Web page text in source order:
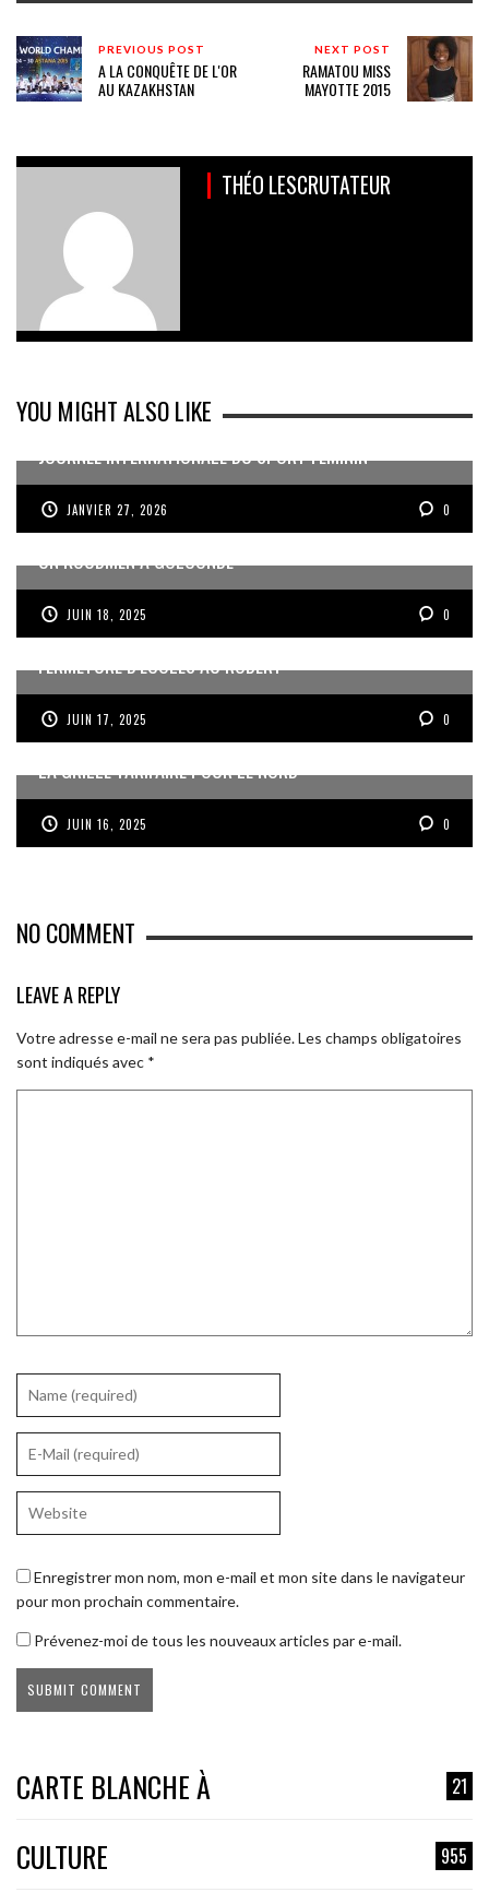
PREVIOUS POST
A LA CONQUÊTE DE L'OR
AU KAZAKHSTAN
NEXT POST
RAMATOU MISS
MAYOTTE 2015
THÉO LESCRUTATEUR
YOU MIGHT ALSO LIKE
JOURNÉE INTERNATIONALE DU SPORT FÉMININ
JANVIER 27, 2026 0
UN KOUDMEN À GOLCONDE
JUIN 18, 2025 0
FERMETURE D’ÉCOLES AU ROBERT
JUIN 17, 2025 0
LA GRILLE TARIFAIRE POUR LE NORD
JUIN 16, 2025 0
NO COMMENT
LEAVE A REPLY
Votre adresse e-mail ne sera pas publiée.Les champs obligatoires
sont indiqués avec *
Enregistrer mon nom, mon e-mail et mon site dans le navigateur
pour mon prochain commentaire.
Prévenez-moi de tous les nouveaux articles par e-mail.
CARTE BLANCHE À 21
CULTURE 955